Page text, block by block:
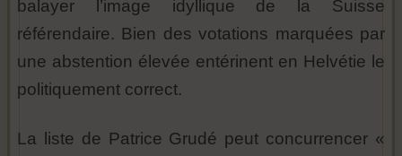
balayer l’image idyllique de la Suisse
référendaire. Bien des votations marquées par
une abstention élevée entérinent en Helvétie le
politiquement correct.
La liste de Patrice Grudé peut concurrencer «